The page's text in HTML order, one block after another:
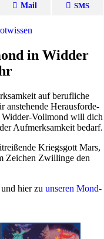
Mail SMS
in Widder
auf beruf­liche
anste­hende Her­aus­for­de­
Widder-Voll­mond will dich
Auf­merk­sam­keit bedarf.
Kriegs­gott Mars,
Zei­chen Zwil­linge den
und hier zu unseren Mond­